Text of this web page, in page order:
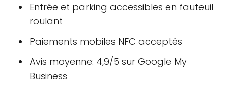
Entrée et parking accessibles en fauteuil
roulant
Paiements mobiles NFC acceptés
Avis moyenne: 4,9/5 sur Google My
Business